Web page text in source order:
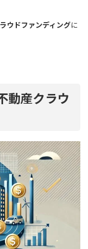
ウドファンディングに
動産クラウ